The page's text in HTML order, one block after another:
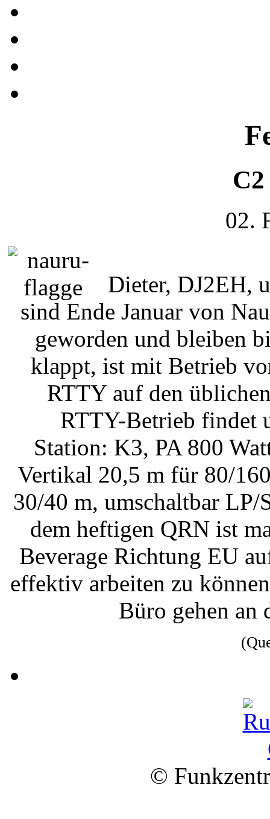
02.
Dieter, DJ2EH,
sind Ende Januar von
geworden und bleiben
klappt, ist mit Betrieb
RTTY auf den
RTTY-Betrieb findet
Station: K3, PA 800
Vertikal 20,5 m für 80/
30/40 m, umschaltbar LP/
dem heftigen QRN ist
Beverage Richtung EU
effektiv arbeiten zu
Büro gehen an
©